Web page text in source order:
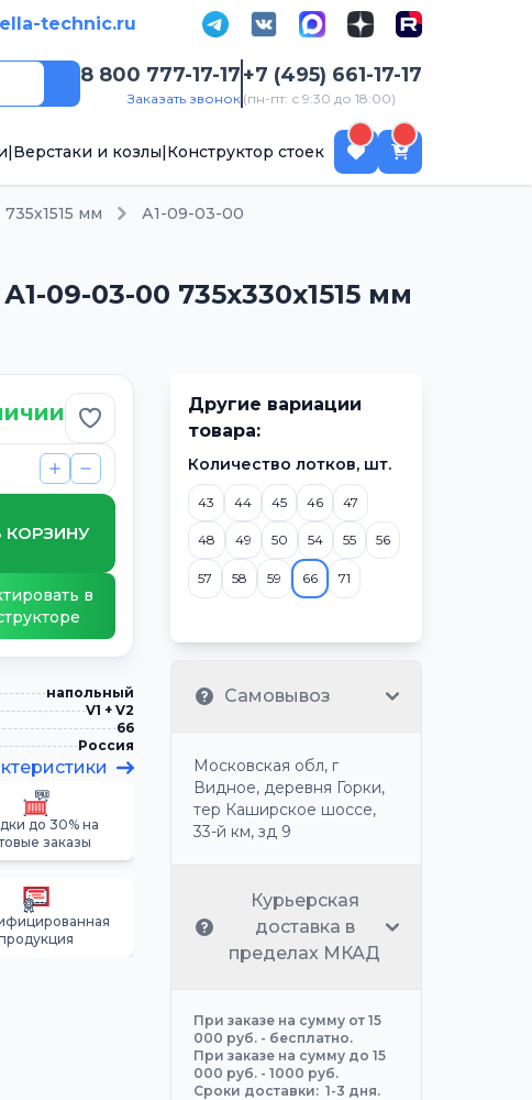
technic.ru
8 800 777-17-17
Заказать звонок
+7 (495) 661-17-17
(пн-пт: с 9:30 до 18:00)
|Верстаки и козлы|Конструктор стоек
мм А1-09-03-00
09-03-00 735х330х1515 мм
Добавить в избранное
КОРЗИНУ
в
напольный
V1 + V2
66
Россия
до 30% на
заказы
Другие вариации
товара:
Количество лотков, шт.
43 44 45 46 47
48 49 50 54 55 56
57 58 59 66 71
Самовывоз
Московская обл, г
Видное, деревня Горки,
тер Каширское шоссе,
33-й км, зд 9
Курьерская
доставка в
пределах МКАД
При заказе на сумму от 15
000 руб. - бесплатно.
При заказе на сумму до 15
000 руб. - 1000 руб.
Сроки доставки: 1-3 дня.